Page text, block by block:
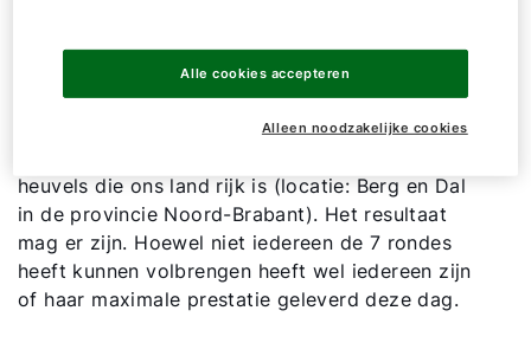
stonden we op zondag 22 mei onder de
teamnaam WoW (WOLF-on-Wheels) aan de start.
De omgeving leende zich uitstekend om het
uiterste van onszelf te vragen, want de route was
heuvels die ons land rijk is (locatie: Berg en Dal
in de provincie Noord-Brabant). Het resultaat
mag er zijn. Hoewel niet iedereen de 7 rondes
heeft kunnen volbrengen heeft wel iedereen zijn
of haar maximale prestatie geleverd deze dag.
Hoe kunnen wij u helpen?
Contact met het team
Contactformulier
Mail de WOLF Service
Alleen noodzakelijke cookies
Alle cookies accepteren